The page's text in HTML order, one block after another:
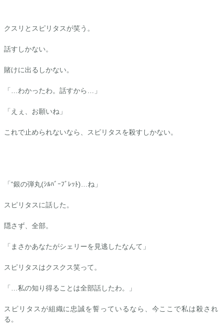
クスリとスピリタスが笑う。
話すしかない。
賭けに出るしかない。
「…わかったわ。話すから…」
「えぇ、お願いね」
これで止められないなら、スピリタスを殺すしかない。
「“銀の弾丸(ｼﾙﾊﾞｰﾌﾞﾚｯﾄ)…ね」
スピリタスに話した。
隠さず、全部。
「まさかあなたがシェリーを見逃したなんて」
スピリタスはクスクス笑って。
「…私の知り得ることは全部話したわ。」
スピリタスが組織に忠誠を誓っているなら、今ここで私は殺され
る。